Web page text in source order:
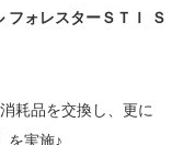
フォレスターＳＴＩ Ｓ
耗品を交換し、更に
を実施♪